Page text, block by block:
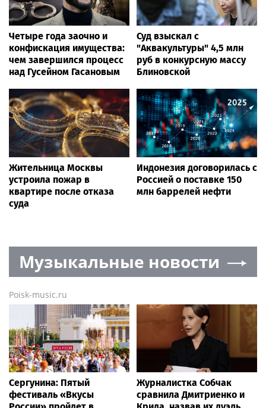
Четыре года заочно и
конфискация имущества:
чем завершился процесс
над Гусейном Гасановым
Суд взыскал с
"Аквакультуры" 4,5 млн
руб в конкурсную массу
Блиновской
Жительница Москвы
устроила пожар в
квартире после отказа
суда
Индонезия договорилась с
Россией о поставке 150
млн баррелей нефти
Музыкальные новости
Poisk-music.ru
Сергунина: Пятый
фестиваль «Вкусы
Журналистка Собчак
сравнила Дмитриенко и